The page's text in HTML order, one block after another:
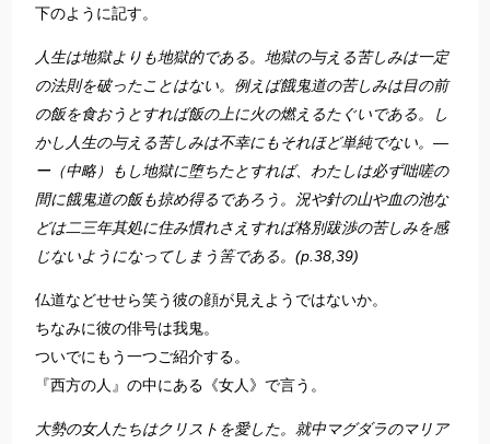
下のように記す。
人生は地獄よりも地獄的である。地獄の与える苦しみは一定
の法則を破ったことはない。例えば餓鬼道の苦しみは目の前
の飯を食おうとすれば飯の上に火の燃えるたぐいである。し
かし人生の与える苦しみは不幸にもそれほど単純でない。―
ー（中略）もし地獄に堕ちたとすれば、わたしは必ず咄嗟の
間に餓鬼道の飯も掠め得るであろう。況や針の山や血の池な
どは二三年其処に住み慣れさえすれば格別跋渉の苦しみを感
じないようになってしまう筈である。(p.38,39)
仏道などせせら笑う彼の顔が見えようではないか。
ちなみに彼の俳号は我鬼。
ついでにもう一つご紹介する。
『西方の人』の中にある《女人》で言う。
大勢の女人たちはクリストを愛した。就中マグダラのマリア